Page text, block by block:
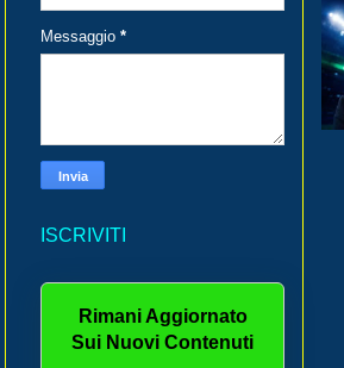
Messaggio *
ISCRIVITI
Rimani Aggiornato
Sui Nuovi Contenuti